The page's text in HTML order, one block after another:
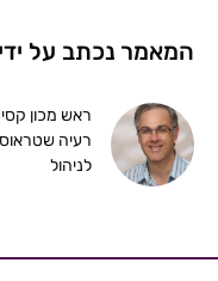
המאמר נכתב על ידי
ראש מכון
רעיה
לניהול